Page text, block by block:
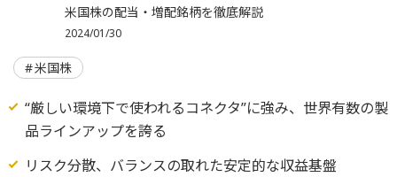
米国株の配当・増配銘柄を徹底解説
2024/01/30
米国株
“厳しい環境下で使われるコネクタ”に強み、世界有数の製
品ラインアップを誇る
リスク分散、バランスの取れた安定的な収益基盤